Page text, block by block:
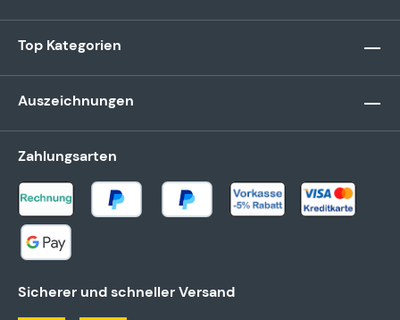
Top Kategorien
Auszeichnungen
Zahlungsarten
Sicherer und schneller Versand